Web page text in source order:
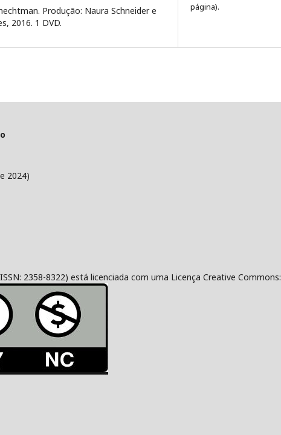
Produção: Naura Schneider e
2016. 1 DVD.
página).
2024)
2358-8322) está licenciada com uma Licença Creative Commons: